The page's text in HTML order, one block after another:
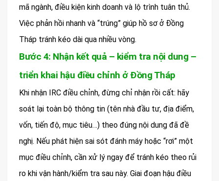
mã ngành, điều kiện kinh doanh và lộ trình tuân thủ.
Việc phản hồi nhanh và “trúng” giúp hồ sơ ở Đồng
Tháp tránh kéo dài qua nhiều vòng.
Bước 4: Nhận kết quả – kiểm tra nội dung –
triển khai hậu điều chỉnh ở Đồng Tháp
Khi nhận IRC điều chỉnh, đừng chỉ nhận rồi cất: hãy
soát lại toàn bộ thông tin (tên nhà đầu tư, địa điểm,
vốn, tiến độ, mục tiêu…) theo đúng nội dung đã đề
nghị. Nếu phát hiện sai sót đánh máy hoặc “rơi” một
mục điều chỉnh, cần xử lý ngay để tránh kéo theo rủi
ro khi vận hành/kiểm tra sau này. Giai đoạn hậu điều